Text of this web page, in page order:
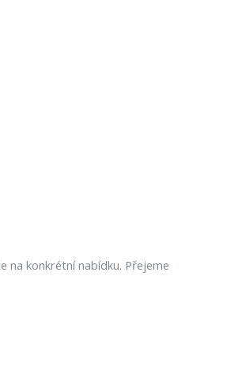
na konkrétní nabídku. Přejeme